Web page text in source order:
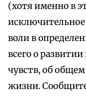
(хотя именно в
исключительное
воли в
всего о
чувств, об
жизни.